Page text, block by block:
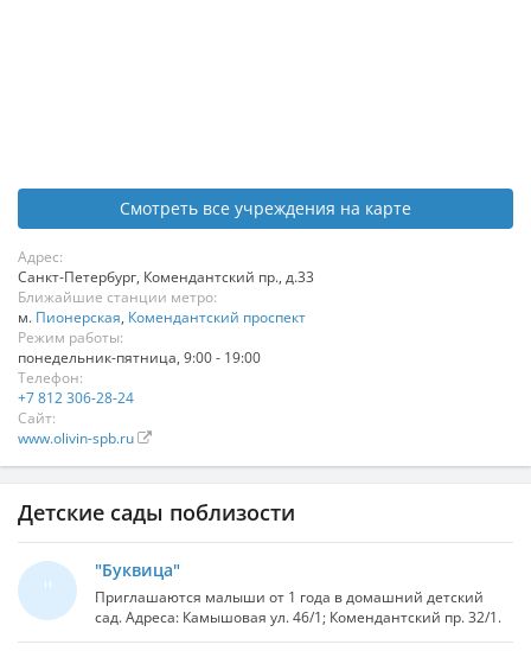
Смотреть все учреждения на карте
Адрес:
Санкт-Петербург, Комендантский пр., д.33
Ближайшие станции метро:
м. Пионерская, Комендантский проспект
Режим работы:
понедельник-пятница, 9:00 - 19:00
Телефон:
+7 812 306-28-24
Сайт:
www.olivin-spb.ru
Детские сады поблизости
"
"Буквица"
Приглашаются малыши от 1 года в домашний детский
сад. Адреса: Камышовая ул. 46/1; Комендантский пр. 32/1.
Комплексные занятия, обучение, подготовка к школе,